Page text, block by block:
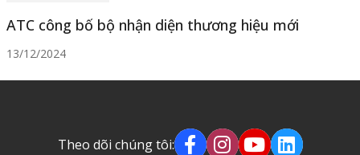
ATC công bố bộ nhận diện thương hiệu mới
13/12/2024
Theo dõi chúng tôi: